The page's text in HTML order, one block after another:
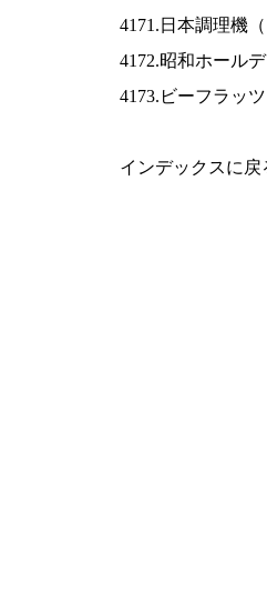
4171.日本調理機（
4172.昭和ホール
4173.ビーフラッ
インデックスに戻